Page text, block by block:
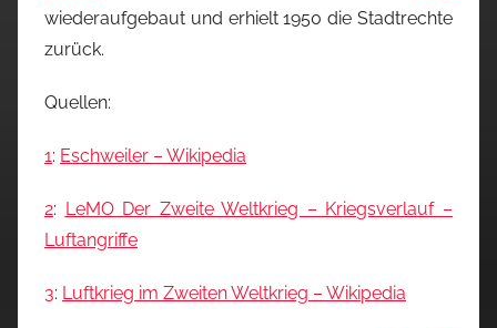
wiederaufgebaut und erhielt 1950 die Stadtrechte
zurück.
Quellen:
1: Eschweiler – Wikipedia
2: LeMO Der Zweite Weltkrieg – Kriegsverlauf –
Luftangriffe
3: Luftkrieg im Zweiten Weltkrieg – Wikipedia